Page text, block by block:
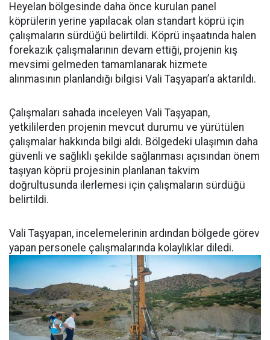
Heyelan bölgesinde daha önce kurulan panel
köprülerin yerine yapılacak olan standart köprü için
çalışmaların sürdüğü belirtildi. Köprü inşaatında halen
forekazık çalışmalarının devam ettiği, projenin kış
mevsimi gelmeden tamamlanarak hizmete
alınmasının planlandığı bilgisi Vali Taşyapan’a aktarıldı.
Çalışmaları sahada inceleyen Vali Taşyapan,
yetkililerden projenin mevcut durumu ve yürütülen
çalışmalar hakkında bilgi aldı. Bölgedeki ulaşımın daha
güvenli ve sağlıklı şekilde sağlanması açısından önem
taşıyan köprü projesinin planlanan takvim
doğrultusunda ilerlemesi için çalışmaların sürdüğü
belirtildi.
Vali Taşyapan, incelemelerinin ardından bölgede görev
yapan personele çalışmalarında kolaylıklar diledi.